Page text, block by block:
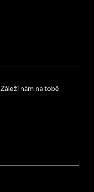
Záleží nám na tobě